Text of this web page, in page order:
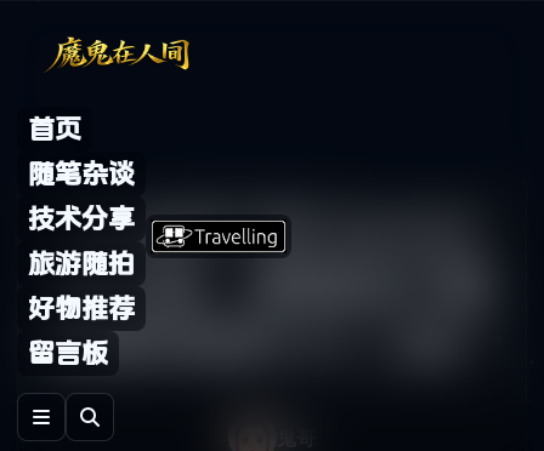
首页
随笔杂谈
技术分享
旅游随拍
好物推荐
留言板
ChatGPT 和 Gemini
怎么选：普通用户最
容易纠结的 AI 二选一